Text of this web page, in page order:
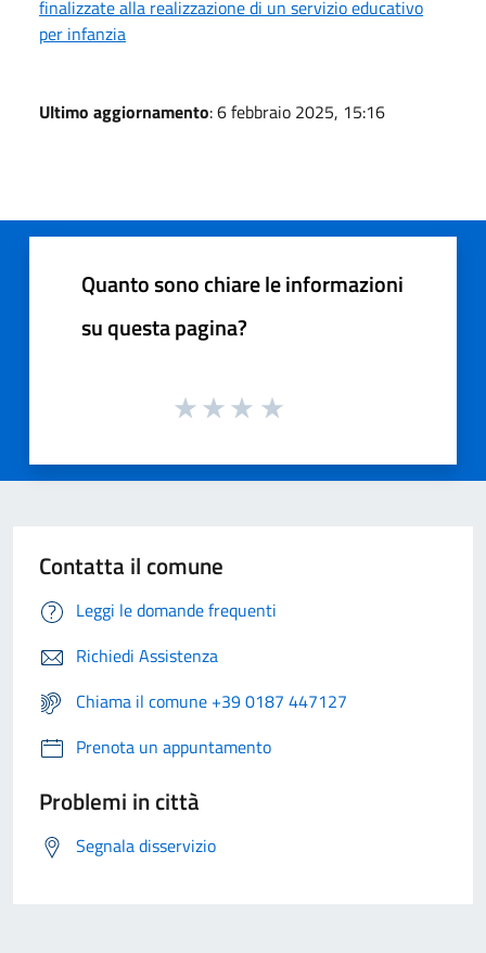
finalizzate alla realizzazione di un servizio educativo
per infanzia
Ultimo aggiornamento: 6 febbraio 2025, 15:16
Quanto sono chiare le informazioni
su questa pagina?
Contatta il comune
Leggi le domande frequenti
Richiedi Assistenza
Chiama il comune +39 0187 447127
Prenota un appuntamento
Problemi in città
Segnala disservizio